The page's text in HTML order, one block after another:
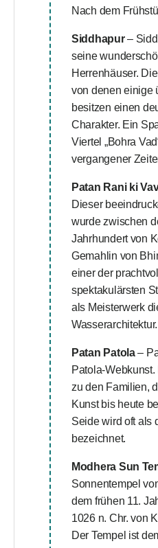
Nach dem
Siddhapur–
seine
Herrenhäuser.
von denen einige
besitzen einen
Charakter. Ein
Viertel „Bohra
vergangener
Patan Rani ki
Dieser
wurde zwischen
Jahrhundert von
Gemahlin von
einer der
spektakulärsten
als Meisterwerk
Wasserarchitektur.
Patan Patola–
Patola-
zu den Familien,
Kunst bis heute
Seide wird oft als
bezeichnet.
Modhera Sun
Sonnentempel
dem frühen 11.
1026 n. Chr. von
Der Tempel ist